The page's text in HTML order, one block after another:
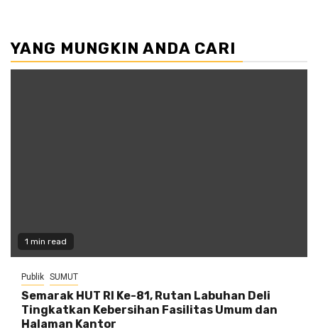
YANG MUNGKIN ANDA CARI
1 min read
Publik SUMUT
Semarak HUT RI Ke-81, Rutan Labuhan Deli
Tingkatkan Kebersihan Fasilitas Umum dan
Halaman Kantor